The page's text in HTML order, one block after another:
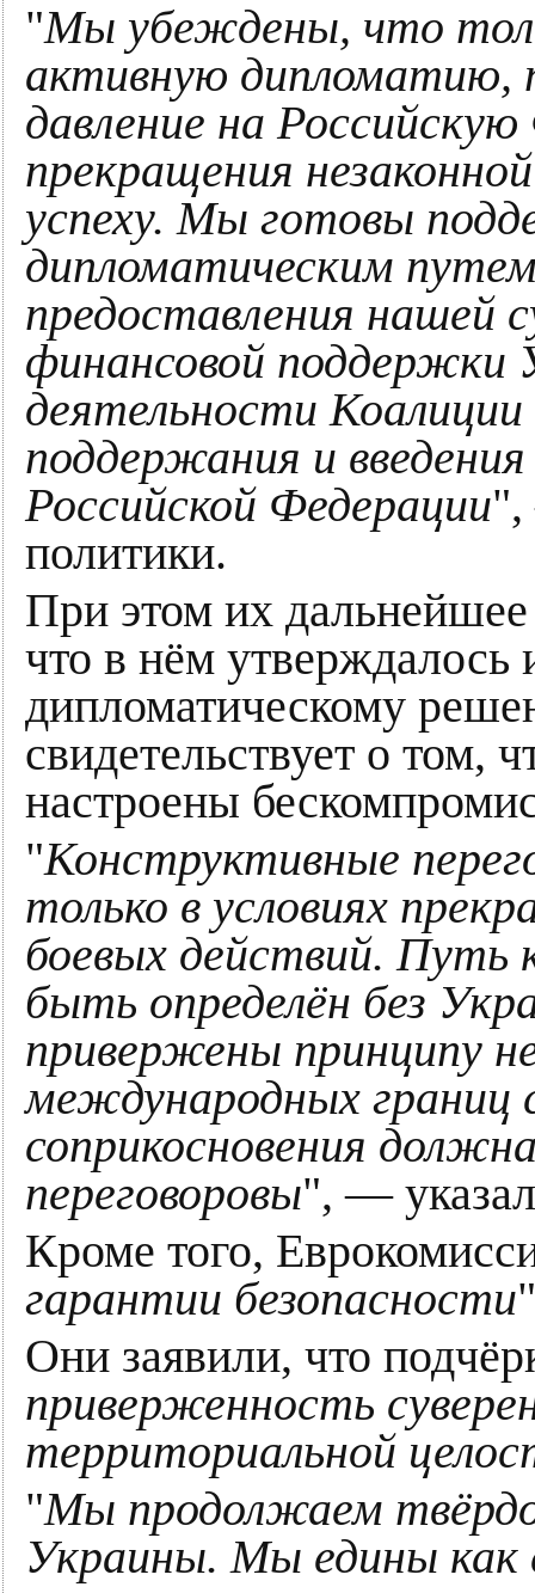
"Мы убеждены, что
активную дипломатию,
давление на
прекращения
успеху. Мы готовы
дипломатическим
предоставления нашей
финансовой поддержки
деятельности
поддержания и
Российской Федерации",
политики.
При этом их дальнейшее
что в нём утверждалось
дипломатическому
свидетельствует о том,
настроены
"Конструктивные
только в условиях
боевых действий.
быть определён без
привержены принципу
международных границ
соприкосновения
переговоровы", —
Кроме того,
гарантии безопасности
Они заявили, что
приверженность
территориальной
"Мы продолжаем
Украины. Мы едины как